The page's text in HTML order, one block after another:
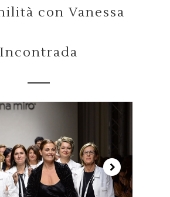
con Vanessa
Incontrada